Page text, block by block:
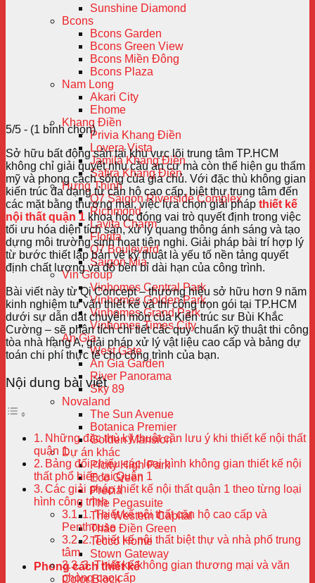
Sunshine Diamond
Bcons
Bcons Garden
Bcons Green View
Bcons Miền Đông
Bcons Plaza
Nam Long
Akari City
Ehome
Khang Điền
Privia Khang Điền
Lovera Vista
Jamila Khang Điền
Safira Khang Điền
Hưng Thịnh
Q7 Saigon Riverside Complex
Richmond
Lavita Charm
Florita
Q7 Boulevard
Saigon Mia
Vin Group
Vinhomes Central Park
Vinhomes Golden Park
Vinhomes Grand Park
Vinhomes Times City
An Gia
West Gate
An Gia Garden
River Panorama
Sky 89
Novaland
The Sun Avenue
Botanica Premier
Golden Mansion
Dự án khác
Picity High Park
Eco Green
Precia
The Pegasuite
The Western Capital
Thảo Điền Green
Tecco Home
Stown Gateway
Phong cách thiết kế
Color Block
5/5 - (1 bình chọn)
Sở hữu bất động sản tại khu vực lõi trung tâm TP.HCM
không chỉ giải quyết nhu cầu an cư mà còn thể hiện gu thẩm
mỹ và phong cách sống của gia chủ. Với đặc thù không gian
kiến trúc đa dạng từ căn hộ cao cấp, biệt thự trung tâm đến
các mặt bằng thương mại, việc lựa chọn giải pháp thiết kế
nội thất quận 1 khoa học đóng vai trò quyết định trong việc
tối ưu hóa diện tích sàn, xử lý quang thông ánh sáng và tạo
dựng môi trường sinh hoạt tiện nghi. Giải pháp bài trí hợp lý
từ bước thiết lập bản vẽ kỹ thuật là yếu tố nền tảng quyết
định chất lượng và độ bền bỉ dài hạn của công trình.
Bài viết này từ Qi Concept – thương hiệu sở hữu hơn 9 năm
kinh nghiệm tư vấn thiết kế và thi công trọn gói tại TP.HCM
dưới sự dẫn dắt chuyên môn của Kiến trúc sư Bùi Khắc
Cường – sẽ phân tích chi tiết các quy chuẩn kỹ thuật thi công
tòa nhà hạng A, giải pháp xử lý vật liệu cao cấp và bảng dự
toán chi phí thực tế cho công trình của bạn.
Nội dung bài viết
Những đặc thù kỹ thuật cần lưu ý khi thiết kế nội thất
quận 1
Bảng đối chiếu các loại hình không gian thiết kế nội
thất phổ biến tại Quận 1
Các giải pháp thiết kế nội thất quận 1 theo từng loại
hình công trình
1. Thiết kế nội thất căn hộ cao cấp và
Penthouse
2. Thiết kế nội thất biệt thự và nhà phố trung
tâm
3. Thiết kế không gian thương mại và văn
phòng cao cấp